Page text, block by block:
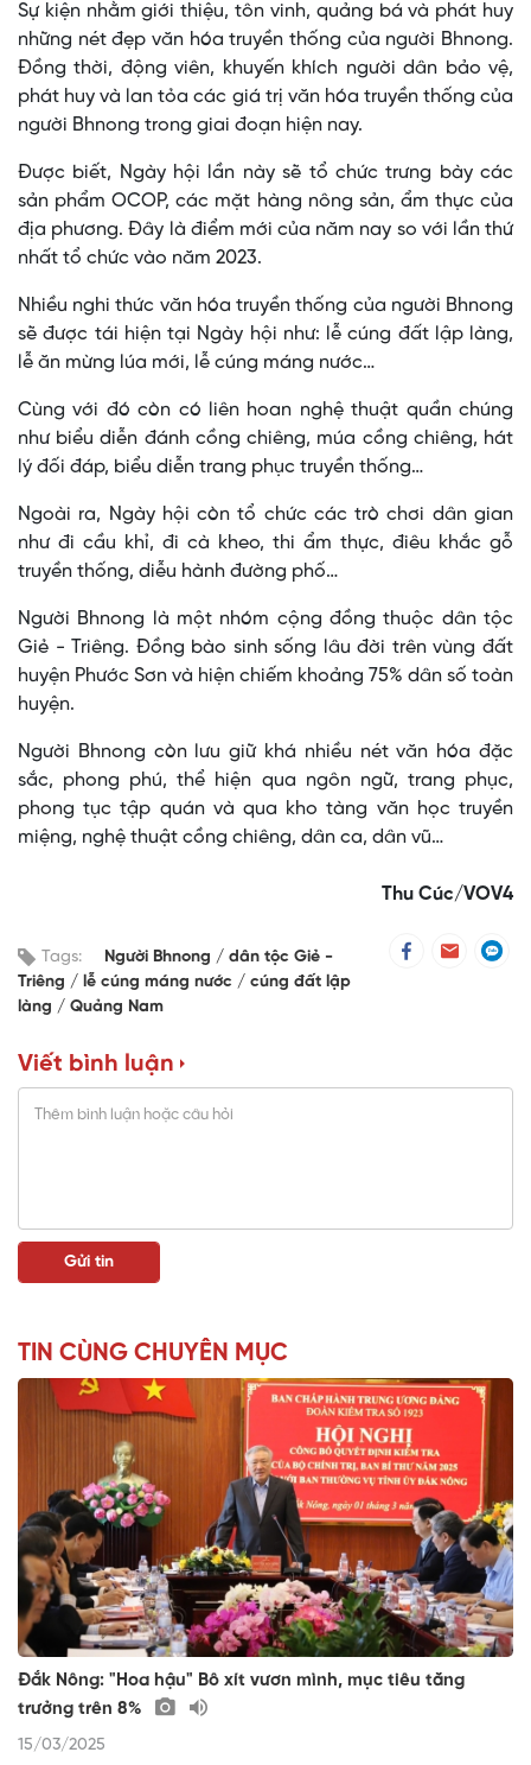
Sự kiện nhằm giới thiệu, tôn vinh, quảng bá và phát huy
những nét đẹp văn hóa truyền thống của người Bhnong.
Đồng thời, động viên, khuyến khích người dân bảo vệ,
phát huy và lan tỏa các giá trị văn hóa truyền thống của
người Bhnong trong giai đoạn hiện nay.
Được biết, Ngày hội lần này sẽ tổ chức trưng bày các
sản phẩm OCOP, các mặt hàng nông sản, ẩm thực của
địa phương. Đây là điểm mới của năm nay so với lần thứ
nhất tổ chức vào năm 2023.
Nhiều nghi thức văn hóa truyền thống của người Bhnong
sẽ được tái hiện tại Ngày hội như: lễ cúng đất lập làng,
lễ ăn mừng lúa mới, lễ cúng máng nước…
Cùng với đó còn có liên hoan nghệ thuật quần chúng
như biểu diễn đánh cồng chiêng, múa cồng chiêng, hát
lý đối đáp, biểu diễn trang phục truyền thống…
Ngoài ra, Ngày hội còn tổ chức các trò chơi dân gian
như đi cầu khỉ, đi cà kheo, thi ẩm thực, điêu khắc gỗ
truyền thống, diễu hành đường phố…
Người Bhnong là một nhóm cộng đồng thuộc dân tộc
Giẻ - Triêng. Đồng bào sinh sống lâu đời trên vùng đất
huyện Phước Sơn và hiện chiếm khoảng 75% dân số toàn
huyện.
Người Bhnong còn lưu giữ khá nhiều nét văn hóa đặc
sắc, phong phú, thể hiện qua ngôn ngữ, trang phục,
phong tục tập quán và qua kho tàng văn học truyền
miệng, nghệ thuật cồng chiêng, dân ca, dân vũ…
Thu Cúc/VOV4
Tags: Người Bhnong
dân tộc Giẻ -
Triêng
lễ cúng máng nước
cúng đất lập
làng
Quảng Nam
Viết bình luận
TIN CÙNG CHUYÊN MỤC
Đắk Nông: "Hoa hậu" Bô xít vươn mình, mục tiêu tăng
trưởng trên 8%
15/03/2025